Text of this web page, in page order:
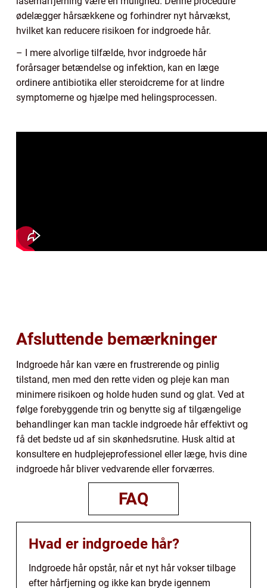
ødelægger hårsækkene og forhindrer nyt hårvækst,
hvilket kan reducere risikoen for indgroede hår.
– I mere alvorlige tilfælde, hvor indgroede hår
forårsager betændelse og infektion, kan en læge
ordinere antibiotika eller steroidcreme for at lindre
symptomerne og hjælpe med helingsprocessen.
Afsluttende bemærkninger
Indgroede hår kan være en frustrerende og pinlig
tilstand, men med den rette viden og pleje kan man
minimere risikoen og holde huden sund og glat. Ved at
følge forebyggende trin og benytte sig af tilgængelige
behandlinger kan man tackle indgroede hår effektivt og
få det bedste ud af sin skønhedsrutine. Husk altid at
konsultere en hudplejeprofessionel eller læge, hvis dine
indgroede hår bliver vedvarende eller forværres.
FAQ
Hvad er indgroede hår?
Indgroede hår opstår, når et nyt hår vokser tilbage
efter hårfjerning og ikke kan bryde igennem